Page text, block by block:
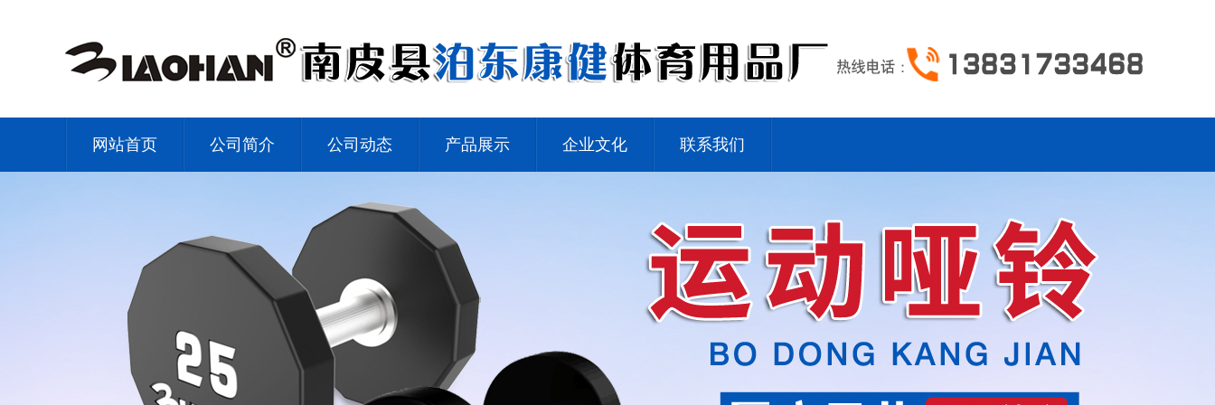
网站首页 公司简介 公司动态 产品展示 企业文化 联系我们